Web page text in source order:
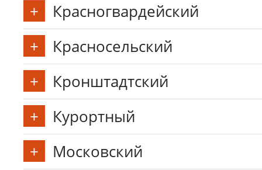
Красногвардейский
Красносельский
Кронштадтский
Курортный
Московский